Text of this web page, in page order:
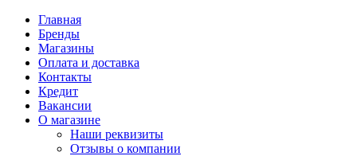
Главная
Бренды
Магазины
Оплата и доставка
Контакты
Кредит
Вакансии
О магазине
Наши реквизиты
Отзывы о компании